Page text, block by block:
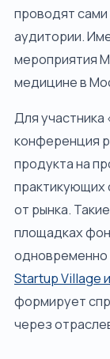
проводят сами
аудитории.
мероприятия
медицине в
Для участника
конференция
продукта на
практикующих
от рынка.
площадках
одновременно
Startup Village
формирует
через